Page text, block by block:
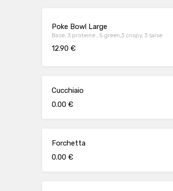
Poke Bowl Large
Base, 3 proteine , 5 green,3 crispy, 3 salse
12.90 €
Cucchiaio
0.00 €
Forchetta
0.00 €